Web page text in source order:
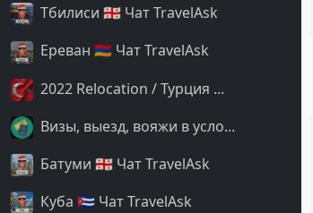
Тбилиси 🇬🇪 Чат TravelAsk
Ереван 🇦🇲 Чат TravelAsk
2022 Relocation / Турция ...
Визы, выезд, вояжи в усло...
Батуми 🇬🇪 Чат TravelAsk
Куба 🇨🇺 Чат TravelAsk